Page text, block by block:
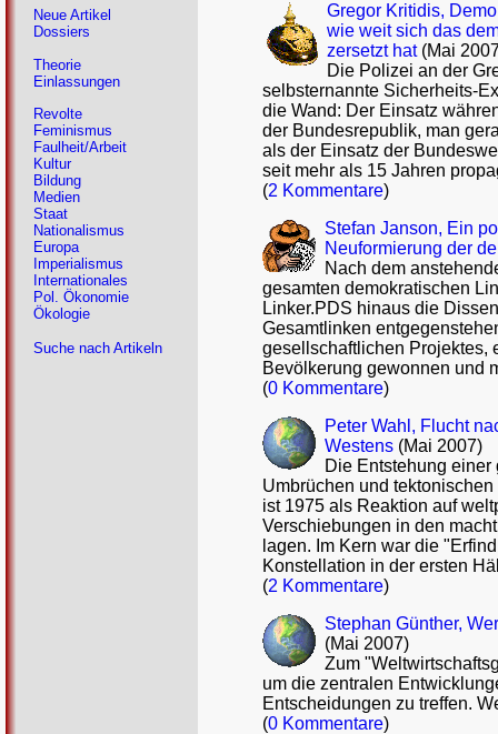
Gregor Kritidis,
wie weit sich das
zersetzt hat(Mai
Die Polizei an der
selbsternannte Sicherheits-
die Wand: Der Einsatz
der Bundesrepublik, man
als der Einsatz der
seit mehr als 15 Jahren
(2 Kommentare)
Stefan Janson, Ein
Neuformierung der
Nach dem
gesamten demokratischen
Linker.PDS hinaus die
Gesamtlinken
gesellschaftlichen Projektes,
Bevölkerung gewonnen und
(0 Kommentare)
Peter Wahl, Flucht
Westens (Mai 2007)
Die Entstehung
Umbrüchen und
ist 1975 als Reaktion auf
Verschiebungen in den
lagen. Im Kern war die
Konstellation in der ersten
(2 Kommentare)
Stephan Günther,
(Mai 2007)
Zum
um die zentralen
Entscheidungen zu treffen.
(0 Kommentare)
Neue Artikel
Dossiers
Theorie
Einlassungen
Revolte
Feminismus
Faulheit/Arbeit
Kultur
Bildung
Medien
Staat
Nationalismus
Europa
Imperialismus
Internationales
Pol. Ökonomie
Ökologie
Suche nach Artikeln